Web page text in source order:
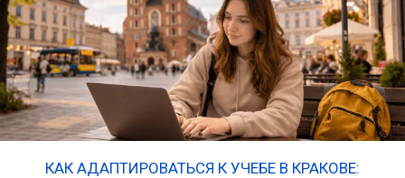
КАК АДАПТИРОВАТЬСЯ К УЧЕБЕ В КРАКОВЕ: